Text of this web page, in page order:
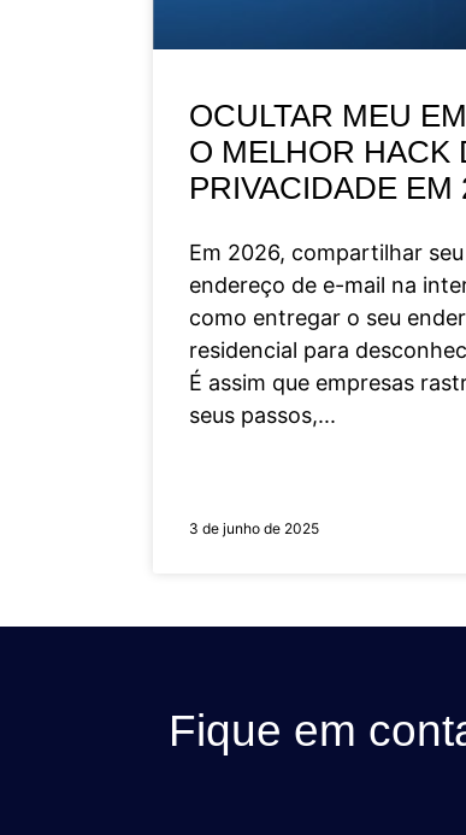
OCULTAR MEU
O MELHOR HACK
PRIVACIDADE EM
Em 2026, compartilhar seu
endereço de e-mail na
como entregar o seu
residencial para
É assim que empresas
seus passos,
3 de junho de 2025
Fique em